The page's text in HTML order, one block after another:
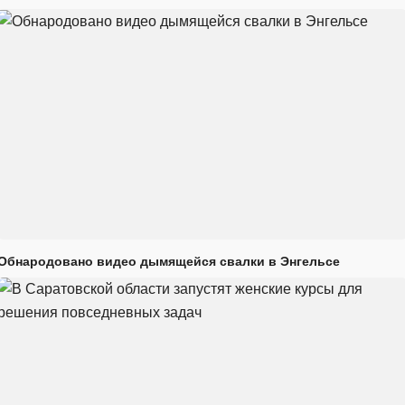
видео дымящейся свалки в Энгельсе